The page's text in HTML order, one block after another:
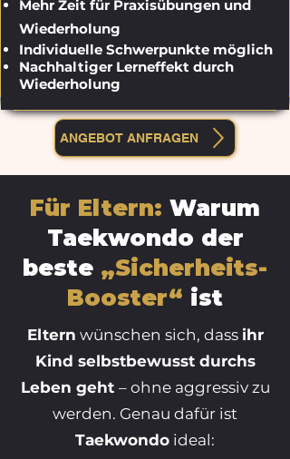
Mehr Zeit für Praxisübungen und
Wiederholung
​Individuelle Schwerpunkte möglich
Nachhaltiger Lerneffekt durch
Wiederholung
ANGEBOT ANFRAGEN
Für Eltern: Warum
Taekwondo der
beste „Sicherheits-
Booster“ ist
Eltern wünschen sich, dass ihr
Kind selbstbewusst durchs
Leben geht – ohne aggressiv zu
werden. Genau dafür ist
Taekwondo ideal: